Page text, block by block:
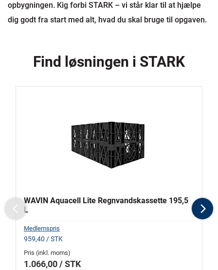
opbygningen. Kig forbi STARK – vi står klar til at hjælpe
dig godt fra start med alt, hvad du skal bruge til opgaven.
Find løsningen i STARK
WAVIN Aquacell Lite Regnvandskassette 195,5
L
Medlemspris
959,40 / STK
Pris (inkl. moms)
1.066,00 / STK
Previous